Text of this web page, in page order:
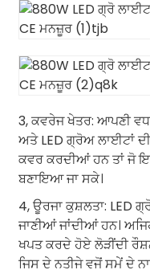
3, ਕਵਰੇਜ ਖੇਤਰ: ਆਪਣੀ
ਅਤੇ LED ਗ੍ਰੋਅ ਲਾਈਟਾਂ
ਕਵਰ ਕਰਦੀਆਂ ਹਨ ਤਾਂ ਜੋ
ਬਣਾਇਆ ਜਾ ਸਕੇ।
4, ਊਰਜਾ ਕੁਸ਼ਲਤਾ: LED
ਜਾਣੀਆਂ ਜਾਂਦੀਆਂ ਹਨ।
ਖਪਤ ਕਰਦੇ ਹੋਏ ਲੋੜੀਂਦੀ
ਜਿਸ ਦੇ ਨਤੀਜੇ ਵਜੋਂ ਸਮੇਂ ਦੇ